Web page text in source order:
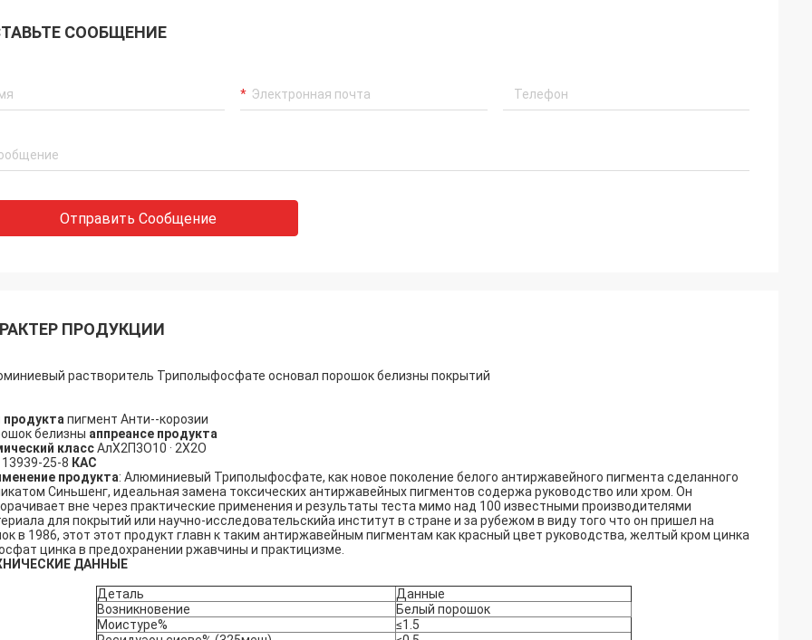
СООБЩЕНИЕ
Отправить Сообщение
ПРОДУКЦИИ
растворитель Триполыфосфате основал порошок белизны покрытий
продукта пигмент Анти--корозии
белизны аппреансе продукта
классАлХ2П3О10 · 2Х2О
13939-25-8 КАС
продукта: Алюминиевый Триполыфосфате, как новое поколение белого антиржавейного пигмента сделанного
Синьшенг, идеальная замена токсических антиржавейных пигментов содержа руководство или хром. Он
вне через практические применения и результаты теста мимо над 100 известными производителями
для покрытий или научно-исследовательскийа институт в стране и за рубежом в виду того что он пришел на
в 1986, этот этот продукт главн к таким антиржавейным пигментам как красный цвет руководства, желтый кром цинка
цинка в предохранении ржавчины и практицизме.
ДАННЫЕ
Деталь
Данные
Возникновение
Белый порошок
Моистуре%
≤1.5